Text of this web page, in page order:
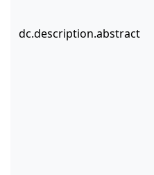
dc.description.abstract